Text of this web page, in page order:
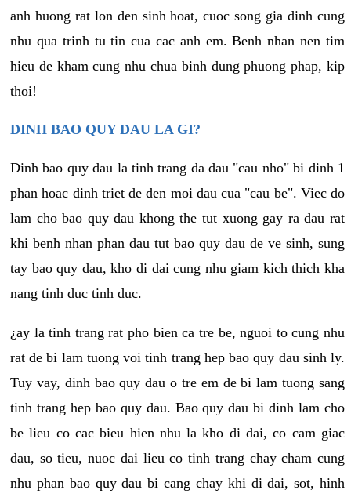
anh huong rat lon den sinh hoat, cuoc song gia dinh cung
nhu qua trinh tu tin cua cac anh em. Benh nhan nen tim
hieu de kham cung nhu chua binh dung phuong phap, kip
thoi!
DINH BAO QUY DAU LA GI?
Dinh bao quy dau la tinh trang da dau "cau nho" bi dinh 1
phan hoac dinh triet de den moi dau cua "cau be". Viec do
lam cho bao quy dau khong the tut xuong gay ra dau rat
khi benh nhan phan dau tut bao quy dau de ve sinh, sung
tay bao quy dau, kho di dai cung nhu giam kich thich kha
nang tinh duc tinh duc.
¿ay la tinh trang rat pho bien ca tre be, nguoi to cung nhu
rat de bi lam tuong voi tinh trang hep bao quy dau sinh ly.
Tuy vay, dinh bao quy dau o tre em de bi lam tuong sang
tinh trang hep bao quy dau. Bao quy dau bi dinh lam cho
be lieu co cac bieu hien nhu la kho di dai, co cam giac
dau, so tieu, nuoc dai lieu co tinh trang chay cham cung
nhu phan bao quy dau bi cang chay khi di dai, sot, hinh